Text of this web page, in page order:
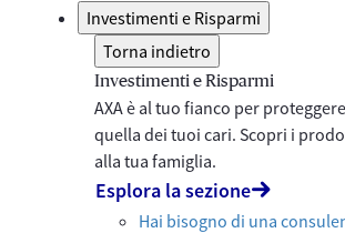
Investimenti e Risparmi
Torna indietro
Investimenti e Risparmi
AXA è al tuo fianco per
quella dei tuoi cari. Scopri i
alla tua famiglia.
Esplora la sezione
Hai bisogno di una